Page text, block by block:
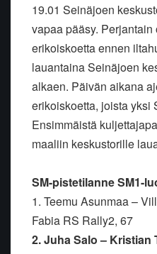
19.01 Seinäjoen
vapaa pääsy. Perjantain
erikoiskoetta ennen
lauantaina Seinäjoen
alkaen. Päivän aikana
erikoiskoetta, joista yksi
Ensimmäistä
maaliin keskustorille
SM-pistetilanne SM1-
1. Teemu Asunmaa –
Fabia RS Rally2, 67
2. Juha Salo – Kristian